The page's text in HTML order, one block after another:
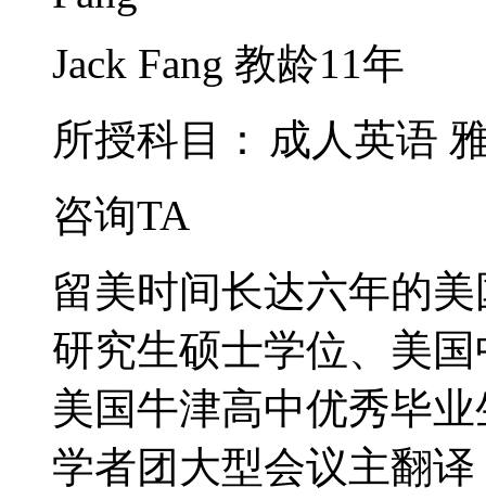
Jack Fang 教龄11年
所授科目： 成人英语
咨询TA
留美时间长达六年的
研究生硕士学位、美
美国牛津高中优秀毕
学者团大型会议主翻